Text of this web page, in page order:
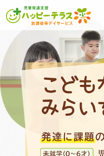
私たちについて
未就学のお子さま
支援事例
お役立ちコラム